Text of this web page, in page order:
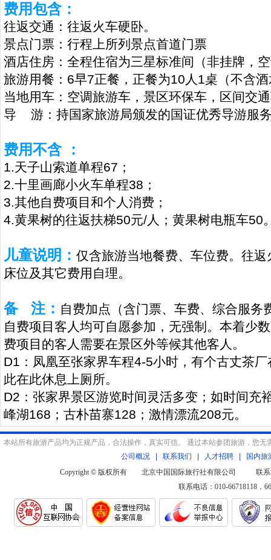
费用包含：
往返交通： 往返火车硬卧。
景点门票：行程上所列景点首道门票
酒店住房：全程住宿为三星标准间（非挂牌，
旅游用餐：6早7正餐，正餐为10人1桌（不含
当地用车：空调旅游车，景区环保车，区间交
导 游：持国家旅游局颁发的国证优秀导游服
费用不含 ：
1.天子山索道单程67；
2.十里画廊小火车单程38；
3.其他自费项目和个人消费；
4.黄果树的往返扶梯50元/人；黄果树电瓶车50
儿童说明： 仅含旅游当地餐费、车位费。往
床位及其它费用自理。
备 注： 自费加点（含门票、车费、综合服务
自费项目客人均可自愿参加，无强制。本着少
费项目的客人需要在景区外等候其他客人。
D1：凤凰至张家界车程4-5小时，有个古丈茶
此在此休息上厕所。
D2：张家界景区游览时间灵活多变；如时间充
峰湖168；古朴苗寨128；激情漂流208元。
本站所有旅游产品均为正规产品，合法操作，真实可信。 通过本站参团旅游，您
公司概况
联系我们 人才招聘
国内旅
Copyright © 版权所有 北京中国国际旅行社有限公司 联系
联系电话：010-66718118